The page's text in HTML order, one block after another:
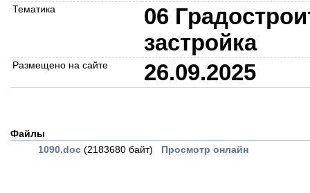
Тематика
06
застройка
Размещено на сайте 26.09.2025
Файлы
1090.doc (2183680 байт) Просмотр онлайн